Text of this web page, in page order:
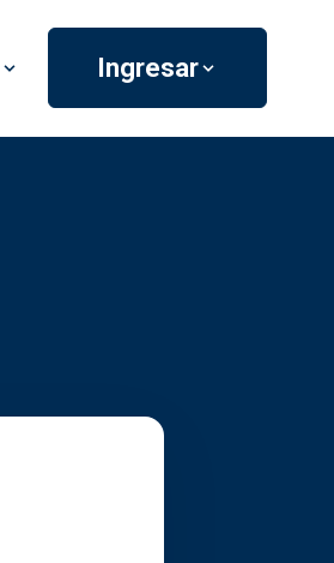
Ingresar